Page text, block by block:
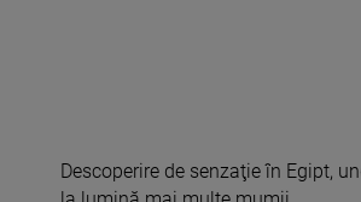
Descoperire de senzaţie în Egipt,